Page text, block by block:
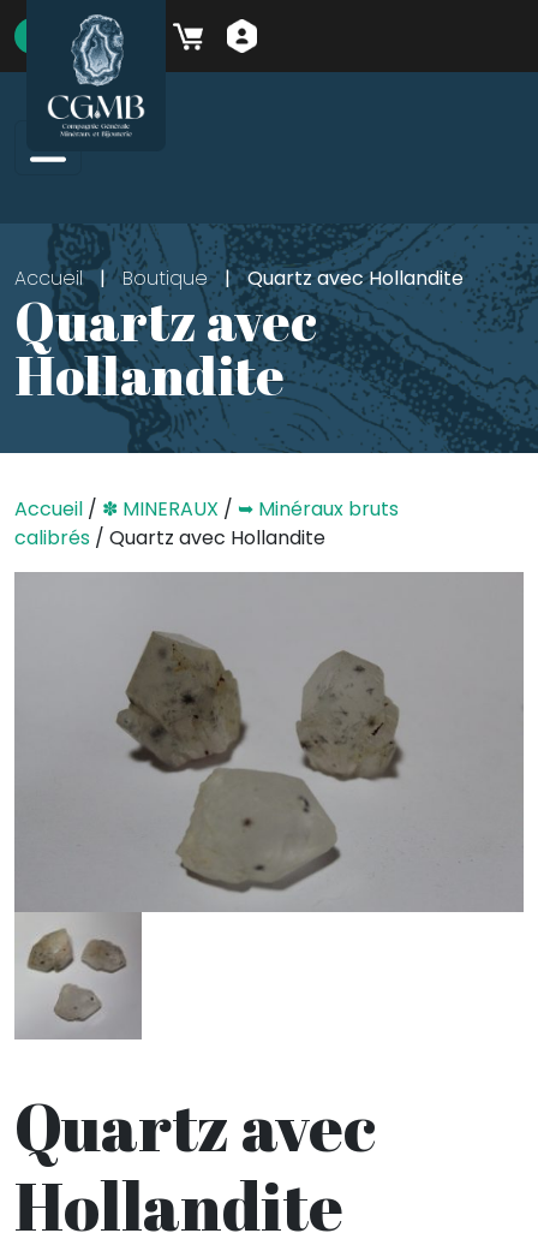
Skip to main content
boutique
Accueil | Boutique | Quartz avec Hollandite
Quartz avec
Hollandite
Accueil / ✽ MINERAUX / ➥ Minéraux bruts
calibrés / Quartz avec Hollandite
Quartz avec
Hollandite